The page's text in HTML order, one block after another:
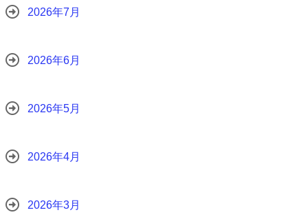
2026年7月
2026年6月
2026年5月
2026年4月
2026年3月